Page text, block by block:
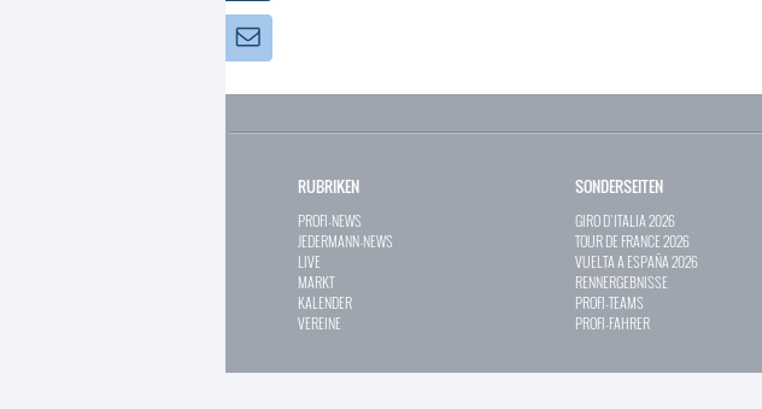
RUBRIKEN
PROFI-NEWS
JEDERMANN-NEWS
LIVE
MARKT
KALENDER
VEREINE
SONDERSEITEN
GIRO D`ITALIA 2026
TOUR DE FRANCE 2026
VUELTA A ESPAÑA 2026
RENNERGEBNISSE
PROFI-TEAMS
PROFI-FAHRER